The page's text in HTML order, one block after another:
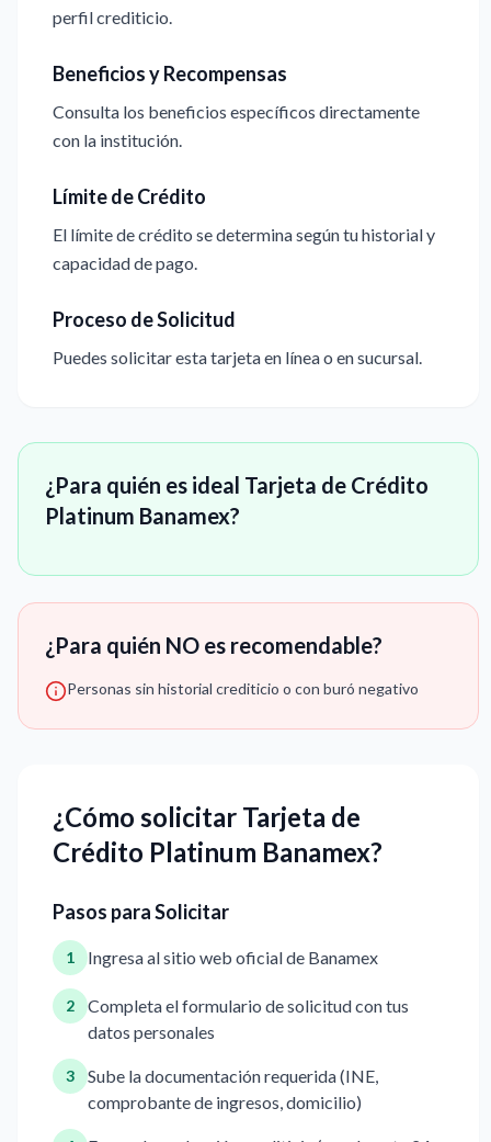
perfil crediticio.
Beneficios y Recompensas
Consulta los beneficios específicos directamente
con la institución.
Límite de Crédito
El límite de crédito se determina según tu historial y
capacidad de pago.
Proceso de Solicitud
Puedes solicitar esta tarjeta en línea o en sucursal.
¿Para quién es ideal Tarjeta de Crédito
Platinum Banamex?
¿Para quién NO es recomendable?
Personas sin historial crediticio o con buró negativo
¿Cómo solicitar Tarjeta de
Crédito Platinum Banamex?
Pasos para Solicitar
1 Ingresa al sitio web oficial de Banamex
2
Completa el formulario de solicitud con tus
datos personales
3
Sube la documentación requerida (INE,
comprobante de ingresos, domicilio)